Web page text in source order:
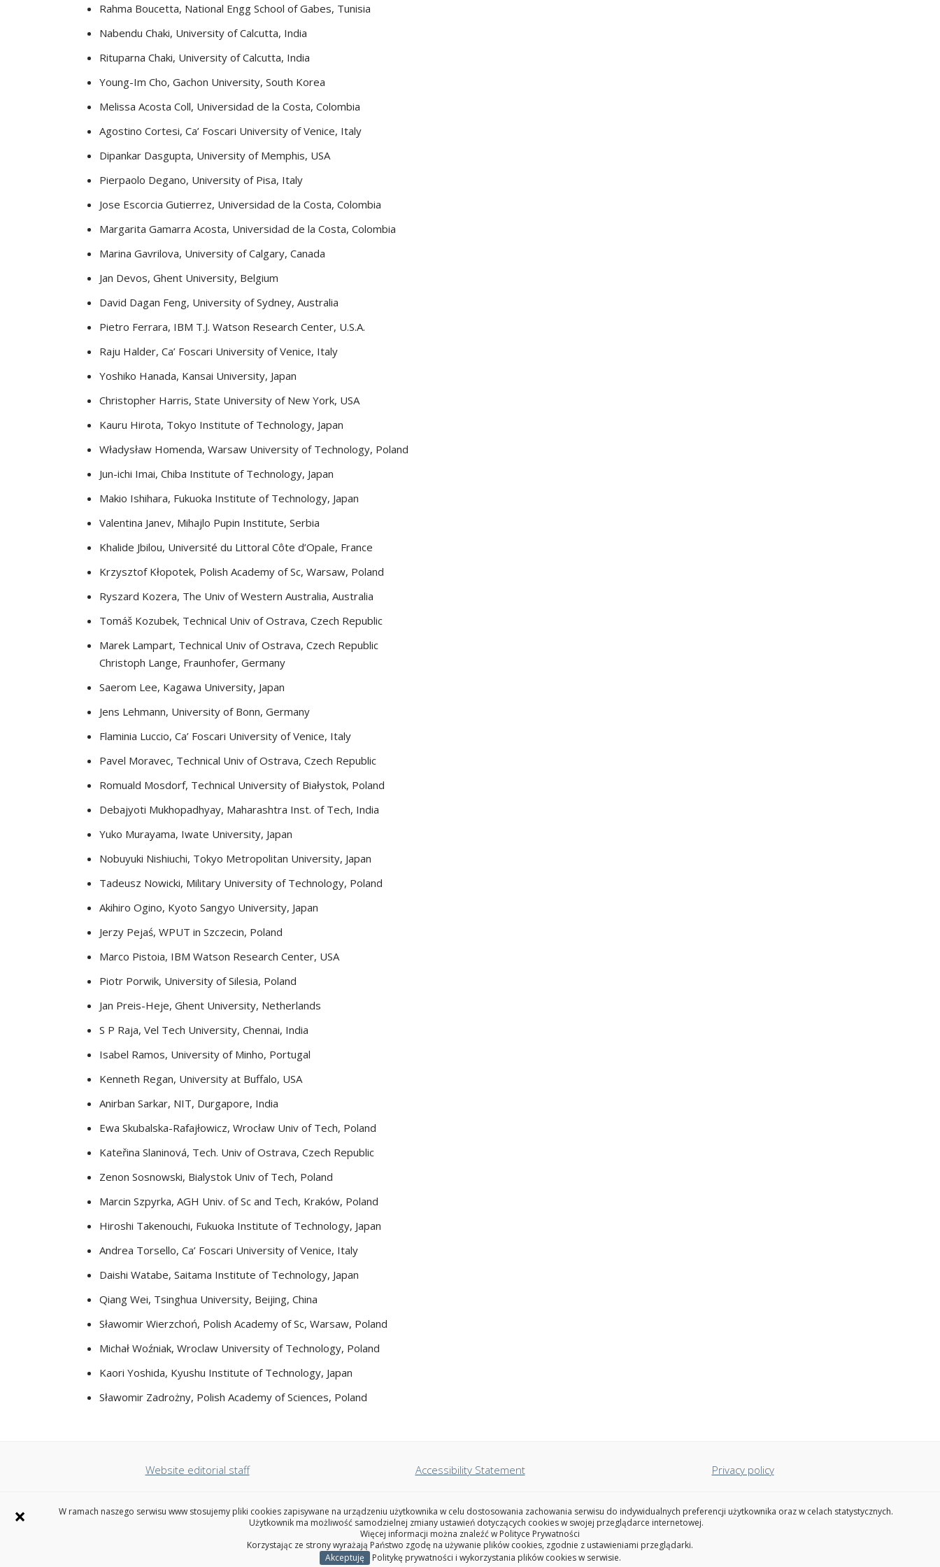
×
W ramach naszego serwisu www stosujemy pliki cookies zapisywane na urządzeniu użytkownika w celu dostosowania zachowania serwisu do indywidualnych preferencji użytkownika oraz w celach statystycznych.
Użytkownik ma możliwość samodzielnej zmiany ustawień dotyczących cookies w swojej przeglądarce internetowej.
Więcej informacji można znaleźć w Polityce Prywatności
Korzystając ze strony wyrażają Państwo zgodę na używanie plików cookies, zgodnie z ustawieniami przeglądarki.
Akceptuję
Politykę prywatności i wykorzystania plików cookies w serwisie.
Rahma Boucetta, National Engg School of Gabes, Tunisia
Nabendu Chaki, University of Calcutta, India
Rituparna Chaki, University of Calcutta, India
Young-Im Cho, Gachon University, South Korea
Melissa Acosta Coll, Universidad de la Costa, Colombia
Agostino Cortesi, Ca’ Foscari University of Venice, Italy
Dipankar Dasgupta, University of Memphis, USA
Pierpaolo Degano, University of Pisa, Italy
Jose Escorcia Gutierrez, Universidad de la Costa, Colombia
Margarita Gamarra Acosta, Universidad de la Costa, Colombia
Marina Gavrilova, University of Calgary, Canada
Jan Devos, Ghent University, Belgium
David Dagan Feng, University of Sydney, Australia
Pietro Ferrara, IBM T.J. Watson Research Center, U.S.A.
Raju Halder, Ca’ Foscari University of Venice, Italy
Yoshiko Hanada, Kansai University, Japan
Christopher Harris, State University of New York, USA
Kauru Hirota, Tokyo Institute of Technology, Japan
Władysław Homenda, Warsaw University of Technology, Poland
Jun-ichi Imai, Chiba Institute of Technology, Japan
Makio Ishihara, Fukuoka Institute of Technology, Japan
Valentina Janev, Mihajlo Pupin Institute, Serbia
Khalide Jbilou, Université du Littoral Côte d’Opale, France
Krzysztof Kłopotek, Polish Academy of Sc, Warsaw, Poland
Ryszard Kozera, The Univ of Western Australia, Australia
Tomáš Kozubek, Technical Univ of Ostrava, Czech Republic
Marek Lampart, Technical Univ of Ostrava, Czech Republic
Christoph Lange, Fraunhofer, Germany
Saerom Lee, Kagawa University, Japan
Jens Lehmann, University of Bonn, Germany
Flaminia Luccio, Ca’ Foscari University of Venice, Italy
Pavel Moravec, Technical Univ of Ostrava, Czech Republic
Romuald Mosdorf, Technical University of Białystok, Poland
Debajyoti Mukhopadhyay, Maharashtra Inst. of Tech, India
Yuko Murayama, Iwate University, Japan
Nobuyuki Nishiuchi, Tokyo Metropolitan University, Japan
Tadeusz Nowicki, Military University of Technology, Poland
Akihiro Ogino, Kyoto Sangyo University, Japan
Jerzy Pejaś, WPUT in Szczecin, Poland
Marco Pistoia, IBM Watson Research Center, USA
Piotr Porwik, University of Silesia, Poland
Jan Preis-Heje, Ghent University, Netherlands
S P Raja, Vel Tech University, Chennai, India
Isabel Ramos, University of Minho, Portugal
Kenneth Regan, University at Buffalo, USA
Anirban Sarkar, NIT, Durgapore, India
Ewa Skubalska-Rafajłowicz, Wrocław Univ of Tech, Poland
Kateřina Slaninová, Tech. Univ of Ostrava, Czech Republic
Zenon Sosnowski, Bialystok Univ of Tech, Poland
Marcin Szpyrka, AGH Univ. of Sc and Tech, Kraków, Poland
Hiroshi Takenouchi, Fukuoka Institute of Technology, Japan
Andrea Torsello, Ca’ Foscari University of Venice, Italy
Daishi Watabe, Saitama Institute of Technology, Japan
Qiang Wei, Tsinghua University, Beijing, China
Sławomir Wierzchoń, Polish Academy of Sc, Warsaw, Poland
Michał Woźniak, Wroclaw University of Technology, Poland
Kaori Yoshida, Kyushu Institute of Technology, Japan
Sławomir Zadrożny, Polish Academy of Sciences, Poland
Website editorial staff Accessibility Statement Privacy policy
25th International Conference on Computer Information Systems and Industrial Management Applications
45C, Wiejska Street, 15-351 Bialystok, Poland
Copyright © 2026 Politechnika Białostocka